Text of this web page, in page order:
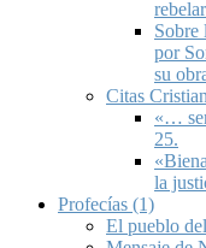
Sobre
por
su
Citas
«…
25.
la
Profecías (1)
El pueblo